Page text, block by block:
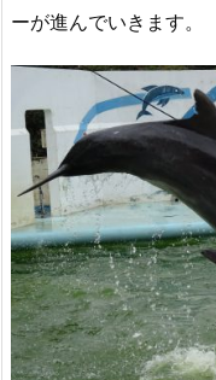
ーが進んでいきます。